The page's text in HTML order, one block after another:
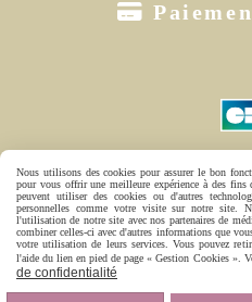

Nous utilisons des cookies pour assurer le bon
pour vous offrir une meilleure expérience à des fins
peuvent utiliser des cookies ou d'autres
personnelles comme votre visite sur notre site.
l'utilisation de notre site avec nos partenaires de
combiner celles-ci avec d'autres informations que
votre utilisation de leurs services. Vous pouvez
l'aide du lien en pied de page « Gestion Cookies ».
de confidentialité